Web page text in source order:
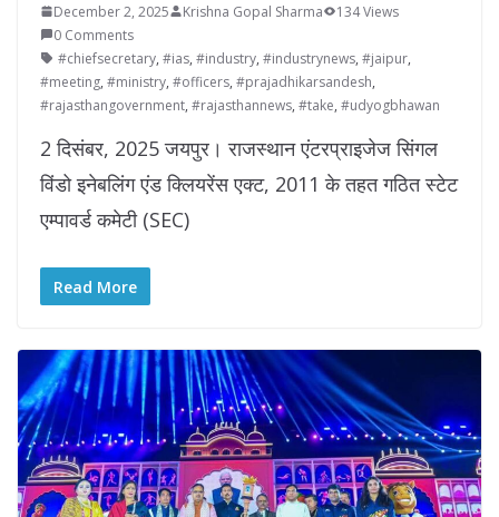
December 2, 2025 Krishna Gopal Sharma
134 Views
0 Comments
#chiefsecretary, #ias, #industry, #industrynews, #jaipur,
#meeting, #ministry, #officers, #prajadhikarsandesh,
#rajasthangovernment, #rajasthannews, #take, #udyogbhawan
2 दिसंबर, 2025 जयपुर। राजस्थान एंटरप्राइजेज सिंगल
विंडो इनेबलिंग एंड क्लियरेंस एक्ट, 2011 के तहत गठित स्टेट
एम्पावर्ड कमेटी (SEC)
Read More